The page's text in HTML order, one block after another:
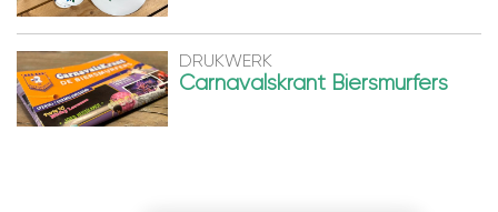
DRUKWERK
Carnavalskrant Biersmurfers